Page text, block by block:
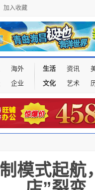
加入收藏
海外
企业
生活 资讯
文化
艺术
模式起航